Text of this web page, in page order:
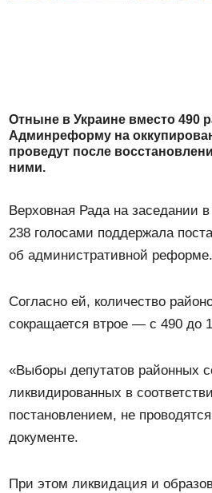
Отныне в Украине вместо 490
Админреформу на
проведут после
ними.
Верховная Рада на заседании
238 голосами поддержала
об административной
Согласно ей, количество
сокращается втрое — с 490 до
«Выборы депутатов районных
ликвидированных в
постановлением, не
документе.
При этом ликвидация и